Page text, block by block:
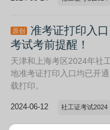
原创
准考证打印入
考试考前提醒！
天津和上海考区2024年社
地准考证打印入口均已开
载打印。
2024-06-12 社工证考试2024